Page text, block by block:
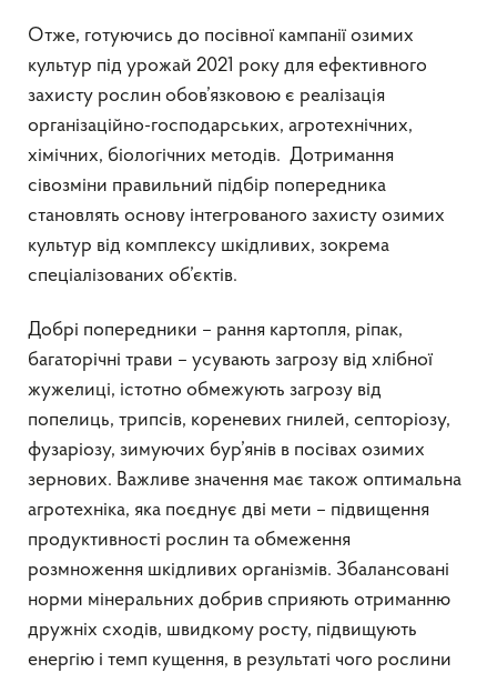
Отже, готуючись до посівної кампанії озимих
культур під урожай 2021 року для ефективного
захисту рослин обов’язковою є реалізація
організаційно-господарських, агротехнічних,
хімічних, біологічних методів. Дотримання
сівозміни правильний підбір попередника
становлять основу інтегрованого захисту озимих
культур від комплексу шкідливих, зокрема
спеціалізованих об’єктів.
Добрі попередники – рання картопля, ріпак,
багаторічні трави – усувають загрозу від хлібної
жужелиці, істотно обмежують загрозу від
попелиць, трипсів, кореневих гнилей, септоріозу,
фузаріозу, зимуючих бур’янів в посівах озимих
зернових. Важливе значення має також оптимальна
агротехніка, яка поєднує дві мети – підвищення
продуктивності рослин та обмеження
розмноження шкідливих організмів. Збалансовані
норми мінеральних добрив сприяють отриманню
дружніх сходів, швидкому росту, підвищують
енергію і темп кущення, в результаті чого рослини